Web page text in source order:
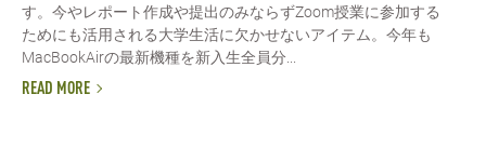
す。今やレポート作成や提出のみならずZoom授業に参加する
ためにも活用される大学生活に欠かせないアイテム。今年も
MacBookAirの最新機種を新入生全員分...
READ MORE